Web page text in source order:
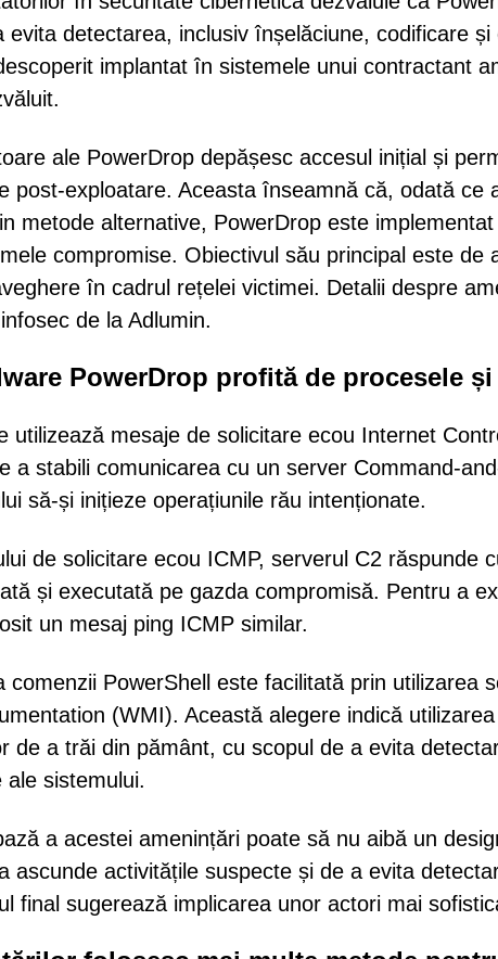
evita detectarea, inclusiv înșelăciune, codificare
implantat în sistemele unui contractant
ale PowerDrop depășesc accesul inițial și
post-exploatare. Aceasta înseamnă că, odată ce
metode alternative, PowerDrop este
compromise. Obiectivul său principal este de
în cadrul rețelei victimei. Detalii despre
de la Adlumin.
PowerDrop profită de procesele
utilizează mesaje de solicitare ecou Internet
a stabili comunicarea cu un server Command-
să-și inițieze operațiunile rău intenționate.
de solicitare ecou ICMP, serverul C2 răspunde
și executată pe gazda compromisă. Pentru a
un mesaj ping ICMP similar.
comenzii PowerShell este facilitată prin utilizarea
(WMI). Această alegere indică
de a trăi din pământ, cu scopul de a evita
ale sistemului.
a acestei amenințări poate să nu aibă un
ascunde activitățile suspecte și de a evita
final sugerează implicarea unor actori mai